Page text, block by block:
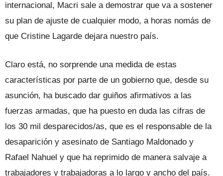
internacional, Macri sale a demostrar que va a sostener
su plan de ajuste de cualquier modo, a horas nomás de
que Cristine Lagarde dejara nuestro país.
Claro está, no sorprende una medida de estas
características por parte de un gobierno que, desde su
asunción, ha buscado dar guiños afirmativos a las
fuerzas armadas, que ha puesto en duda las cifras de
los 30 mil desparecidos/as, que es el responsable de la
desaparición y asesinato de Santiago Maldonado y
Rafael Nahuel y que ha reprimido de manera salvaje a
trabajadores y trabajadoras a lo largo y ancho del país.